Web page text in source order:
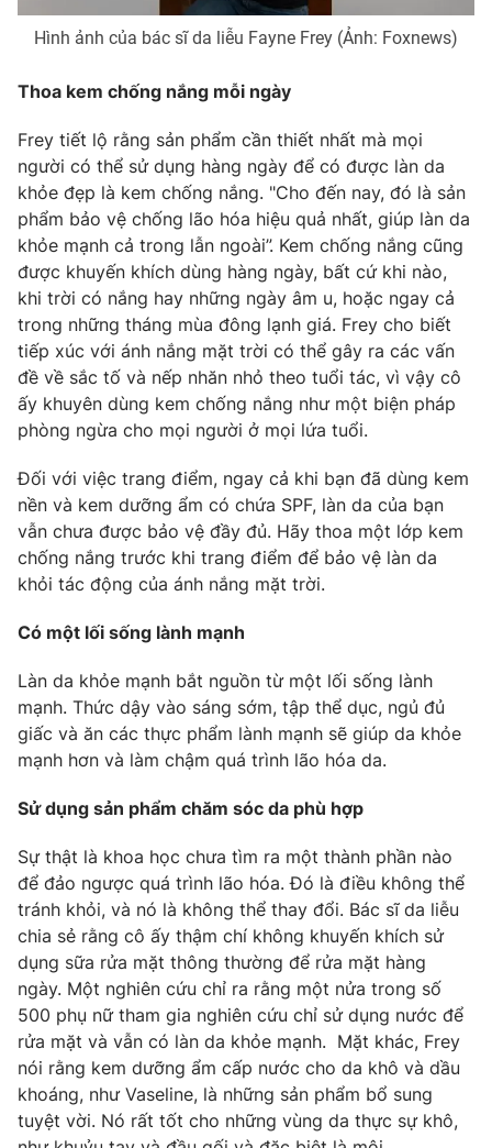
Thị trường
Lịch phát sóng
Chuyên mục khác
Emagazine Podcast
Photo Infographic
Video Shorts video
VTV Money VTV Thể thao
VTV Sức khoẻ Bất động sản
VTV4 Vươn mình bằng AI
VTV9 VTV8
Liên hệ tòa soạn English
THỜI BÁO VTV
Theo dõi báo trên
Cơ quan chủ quản:Đài Truyền hình Việt Nam
Cơ quan báo chí:Thời báo VTV
Giấy phép hoạt động báo in và báo điện tử số 483/GP-BTTTT
cấp ngày 29/12/2023
Tổng Biên tập:Vũ Thanh Thủy
Phó Tổng Biên tập:Nguyễn Thị Mỹ Hạnh, Phạm Quốc Thắng,
Nguyễn Trọng Ninh
Tổng đài VTV:024.38 355 931 - 024.38 355 932
Hình ảnh của bác sĩ da liễu Fayne Frey (Ảnh: Foxnews)
Thoa kem chống nắng mỗi ngày
Frey tiết lộ rằng sản phẩm cần thiết nhất mà mọi
người có thể sử dụng hàng ngày để có được làn da
khỏe đẹp là kem chống nắng. "Cho đến nay, đó là sản
phẩm bảo vệ chống lão hóa hiệu quả nhất, giúp làn da
khỏe mạnh cả trong lẫn ngoài”. Kem chống nắng cũng
được khuyến khích dùng hàng ngày, bất cứ khi nào,
khi trời có nắng hay những ngày âm u, hoặc ngay cả
trong những tháng mùa đông lạnh giá. Frey cho biết
tiếp xúc với ánh nắng mặt trời có thể gây ra các vấn
đề về sắc tố và nếp nhăn nhỏ theo tuổi tác, vì vậy cô
ấy khuyên dùng kem chống nắng như một biện pháp
phòng ngừa cho mọi người ở mọi lứa tuổi.
Đối với việc trang điểm, ngay cả khi bạn đã dùng kem
nền và kem dưỡng ẩm có chứa SPF, làn da của bạn
vẫn chưa được bảo vệ đầy đủ. Hãy thoa một lớp kem
chống nắng trước khi trang điểm để bảo vệ làn da
khỏi tác động của ánh nắng mặt trời.
Có một lối sống lành mạnh
Làn da khỏe mạnh bắt nguồn từ một lối sống lành
mạnh. Thức dậy vào sáng sớm, tập thể dục, ngủ đủ
giấc và ăn các thực phẩm lành mạnh sẽ giúp da khỏe
mạnh hơn và làm chậm quá trình lão hóa da.
Sử dụng sản phẩm chăm sóc da phù hợp
Sự thật là khoa học chưa tìm ra một thành phần nào
để đảo ngược quá trình lão hóa. Đó là điều không thể
tránh khỏi, và nó là không thể thay đổi. Bác sĩ da liễu
chia sẻ rằng cô ấy thậm chí không khuyến khích sử
dụng sữa rửa mặt thông thường để rửa mặt hàng
ngày. Một nghiên cứu chỉ ra rằng một nửa trong số
500 phụ nữ tham gia nghiên cứu chỉ sử dụng nước để
rửa mặt và vẫn có làn da khỏe mạnh. Mặt khác, Frey
nói rằng kem dưỡng ẩm cấp nước cho da khô và dầu
khoáng, như Vaseline, là những sản phẩm bổ sung
tuyệt vời. Nó rất tốt cho những vùng da thực sự khô,